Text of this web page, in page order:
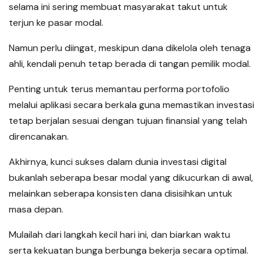
selama ini sering membuat masyarakat takut untuk
terjun ke pasar modal.
Namun perlu diingat, meskipun dana dikelola oleh tenaga
ahli, kendali penuh tetap berada di tangan pemilik modal.
Penting untuk terus memantau performa portofolio
melalui aplikasi secara berkala guna memastikan investasi
tetap berjalan sesuai dengan tujuan finansial yang telah
direncanakan.
Akhirnya, kunci sukses dalam dunia investasi digital
bukanlah seberapa besar modal yang dikucurkan di awal,
melainkan seberapa konsisten dana disisihkan untuk
masa depan.
Mulailah dari langkah kecil hari ini, dan biarkan waktu
serta kekuatan bunga berbunga bekerja secara optimal.